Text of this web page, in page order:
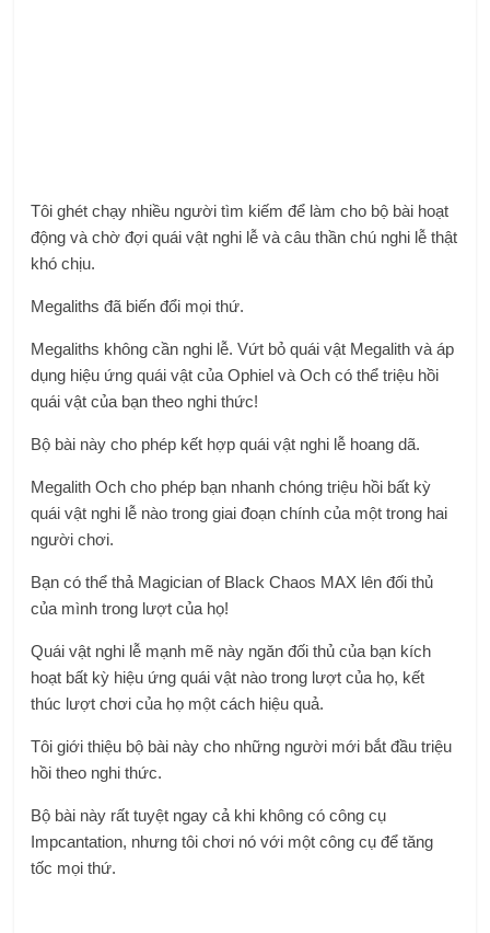
Tôi ghét chạy nhiều người tìm kiếm để làm cho bộ bài hoạt
động và chờ đợi quái vật nghi lễ và câu thần chú nghi lễ thật
khó chịu.
Megaliths đã biến đổi mọi thứ.
Megaliths không cần nghi lễ. Vứt bỏ quái vật Megalith và áp
dụng hiệu ứng quái vật của Ophiel và Och có thể triệu hồi
quái vật của bạn theo nghi thức!
Bộ bài này cho phép kết hợp quái vật nghi lễ hoang dã.
Megalith Och cho phép bạn nhanh chóng triệu hồi bất kỳ
quái vật nghi lễ nào trong giai đoạn chính của một trong hai
người chơi.
Bạn có thể thả Magician of Black Chaos MAX lên đối thủ
của mình trong lượt của họ!
Quái vật nghi lễ mạnh mẽ này ngăn đối thủ của bạn kích
hoạt bất kỳ hiệu ứng quái vật nào trong lượt của họ, kết
thúc lượt chơi của họ một cách hiệu quả.
Tôi giới thiệu bộ bài này cho những người mới bắt đầu triệu
hồi theo nghi thức.
Bộ bài này rất tuyệt ngay cả khi không có công cụ
Impcantation, nhưng tôi chơi nó với một công cụ để tăng
tốc mọi thứ.